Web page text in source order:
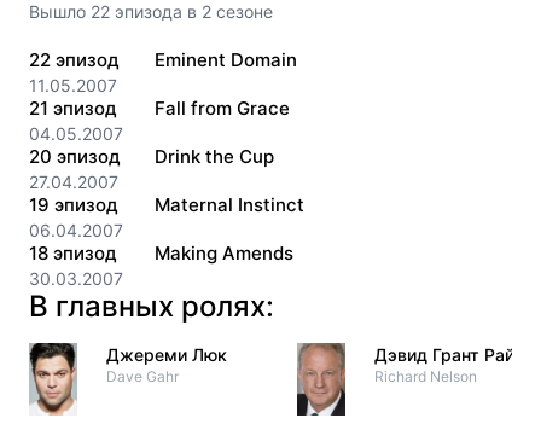
Вышло 22 эпизода в 2 сезоне
22 эпизод
11.05.2007
Eminent Domain
21 эпизод
04.05.2007
Fall from Grace
20 эпизод
27.04.2007
Drink the Cup
19 эпизод
06.04.2007
Maternal Instinct
18 эпизод
30.03.2007
Making Amends
В главных ролях:
Джереми Люк
Dave Gahr
Дэвид Грант Райт
Richard Nelson